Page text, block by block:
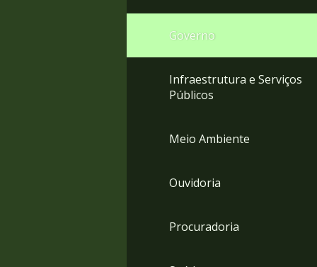
Governo
Infraestrutura e Serviços
Públicos
Meio Ambiente
Ouvidoria
Procuradoria